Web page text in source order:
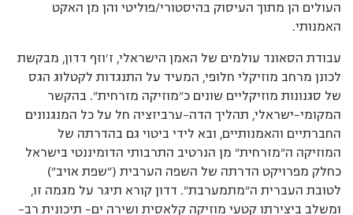
העולים הן מתוך העיסוק בהיסטורי/פוליטי והן מן האקט
האמנותי.
עבודת הסאונד עולמים של האמן הישראלי, ז’וזף דדון, מבקשת
לכונן מרחב מוזיקלי חלופי, המעיד על התנגדות לקטלוג הגס
של סגנונות מוזיקליים שונים כ”מוזיקה מזרחית”. בהקשר
המקומי-ישראלי, תהליך הדה-ערביזציה חל על כל המנגנונים
החברתיים והאמנותיים, ובא לידי ביטוי גם בהדרתה של
המוזיקה ה”מזרחית” מן הנרטיב התרבותי הדומיננטי בישראל
כחלק מפרויקט הדרתה של השפה הערבית (”שפת אויב”)
לטובת העברית ה”מתמערבת”. דדון קורא תיגר על מגמה זו,
ומשלב ביצירתו קטעי מוזיקה קלאסית ושירה ים– תיכונית רב–